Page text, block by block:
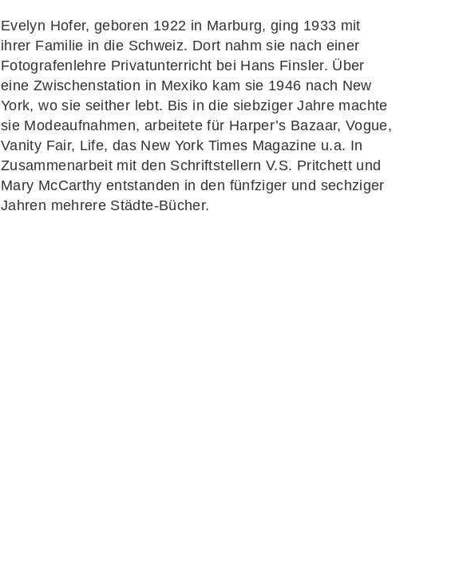
Evelyn Hofer, geboren 1922 in Marburg, ging 1933 mit
ihrer Familie in die Schweiz. Dort nahm sie nach einer
Fotografenlehre Privatunterricht bei Hans Finsler. Über
eine Zwischenstation in Mexiko kam sie 1946 nach New
York, wo sie seither lebt. Bis in die siebziger Jahre machte
sie Modeaufnahmen, arbeitete für Harper’s Bazaar, Vogue,
Vanity Fair, Life, das New York Times Magazine u.a. In
Zusammenarbeit mit den Schriftstellern V.S. Pritchett und
Mary McCarthy entstanden in den fünfziger und sechziger
Jahren mehrere Städte-Bücher.